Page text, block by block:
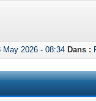
May 2026 - 08:34 Dans :